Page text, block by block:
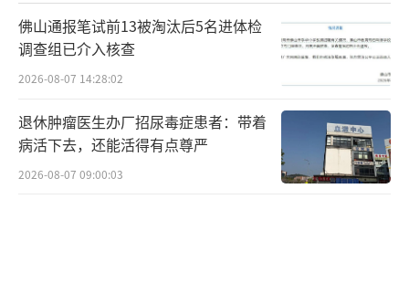
佛山通报笔试前13被淘汰后5名进体检
调查组已介入核查
2026-08-07 14:28:02
退休肿瘤医生办厂招尿毒症患者：带着
病活下去，还能活得有点尊严
2026-08-07 09:00:03